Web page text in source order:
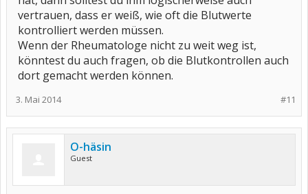
vertrauen, dass er weiß, wie oft die Blutwerte
kontrolliert werden müssen.
Wenn der Rheumatologe nicht zu weit weg ist,
könntest du auch fragen, ob die Blutkontrollen auch
dort gemacht werden können.
#11
3. Mai 2014
O-häsin
Guest